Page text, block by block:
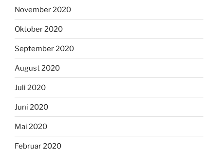
November 2020
Oktober 2020
September 2020
August 2020
Juli 2020
Juni 2020
Mai 2020
Februar 2020